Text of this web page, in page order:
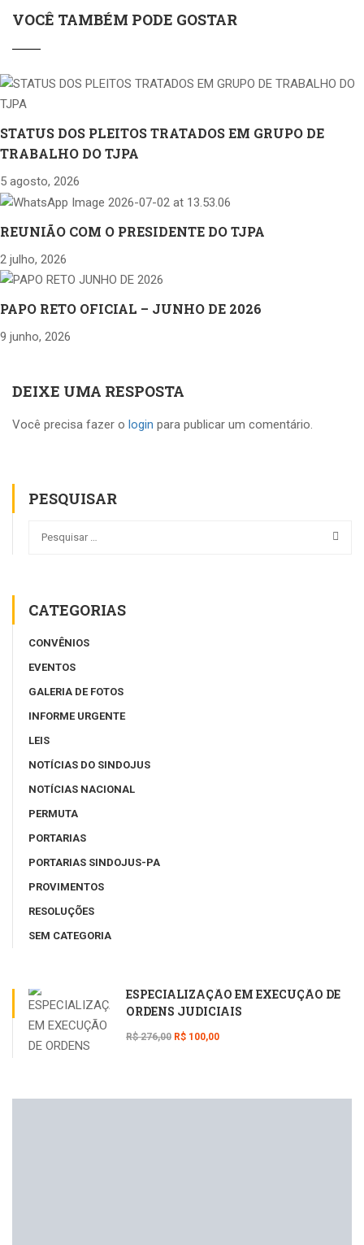
VOCÊ TAMBÉM PODE GOSTAR
STATUS DOS PLEITOS TRATADOS EM GRUPO DE
TRABALHO DO TJPA
5 agosto, 2026
REUNIÃO COM O PRESIDENTE DO TJPA
2 julho, 2026
PAPO RETO OFICIAL – JUNHO DE 2026
9 junho, 2026
DEIXE UMA RESPOSTA
Você precisa fazer o login para publicar um comentário.
PESQUISAR
CATEGORIAS
CONVÊNIOS
EVENTOS
GALERIA DE FOTOS
INFORME URGENTE
LEIS
NOTÍCIAS DO SINDOJUS
NOTÍCIAS NACIONAL
PERMUTA
PORTARIAS
PORTARIAS SINDOJUS-PA
PROVIMENTOS
RESOLUÇÕES
SEM CATEGORIA
ESPECIALIZAÇÃO EM EXECUÇÃO DE
ORDENS JUDICIAIS
R$ 276,00 R$ 100,00